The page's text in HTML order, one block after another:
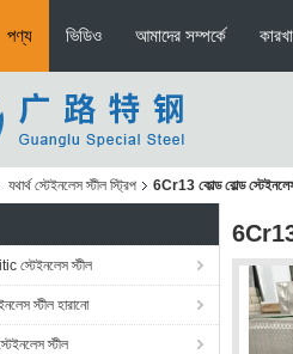
পণ্য ভিডিও আমাদের সম্পর্কে
যথার্থ স্টেইনলেস স্টীল স্ট্রিপ 6Cr13 কোল্ড রোল্ড
স্টেইনলেস স্টীল
স্টীল হারানো
স্টীল
6Cr13